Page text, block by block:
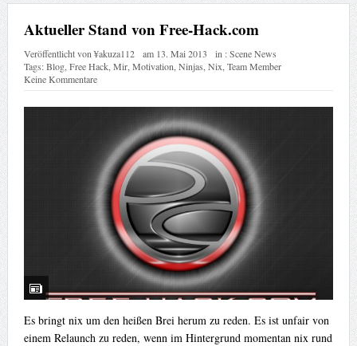
Aktueller Stand von Free-Hack.com
Veröffentlicht von¥akuza112 am 13. Mai 2013 in :Scene News
Tags:Blog, Free Hack, Mir, Motivation Ninjas Nix Team Member
Keine Kommentare
Es bringt nix um den heißen Brei herum zu reden. Es ist unfair von
einem Relaunch zu reden, wenn im Hintergrund momentan nix rund